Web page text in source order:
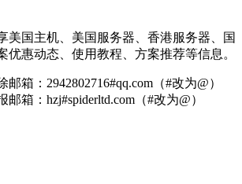
美国主机、美国服务器、香港服务器、国
优惠动态、使用教程、方案推荐等信息。
箱：2942802716#qq.com（#改为@）
箱：hzj#spiderltd.com（#改为@）